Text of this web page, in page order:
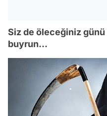
Siz de öleceğiniz
buyrun...